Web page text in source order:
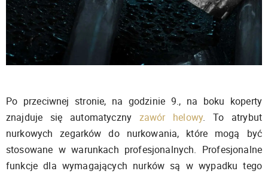
Po przeciwnej stronie, na godzinie 9., na boku koperty
znajduje się automatyczny zawór helowy. To atrybut
nurkowych zegarków do nurkowania, które mogą być
stosowane w warunkach profesjonalnych. Profesjonalne
funkcje dla wymagających nurków są w wypadku tego